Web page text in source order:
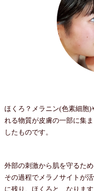
ほくろ？メラニン(色素細胞
れる物質が皮膚の一部に集
したものです。
外部の刺激から肌を守るた
その過程でメラノサイトが
に残り、ほくろと なります